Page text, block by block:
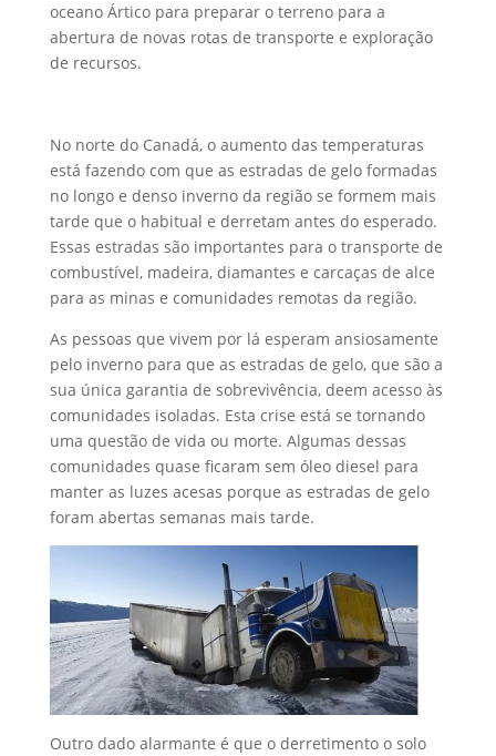
oceano Ártico para preparar o terreno para a
abertura de novas rotas de transporte e exploração
de recursos.
No norte do Canadá, o aumento das temperaturas
está fazendo com que as estradas de gelo formadas
no longo e denso inverno da região se formem mais
tarde que o habitual e derretam antes do esperado.
Essas estradas são importantes para o transporte de
combustível, madeira, diamantes e carcaças de alce
para as minas e comunidades remotas da região.
As pessoas que vivem por lá esperam ansiosamente
pelo inverno para que as estradas de gelo, que são a
sua única garantia de sobrevivência, deem acesso às
comunidades isoladas. Esta crise está se tornando
uma questão de vida ou morte. Algumas dessas
comunidades quase ficaram sem óleo diesel para
manter as luzes acesas porque as estradas de gelo
foram abertas semanas mais tarde.
Outro dado alarmante é que o derretimento o solo